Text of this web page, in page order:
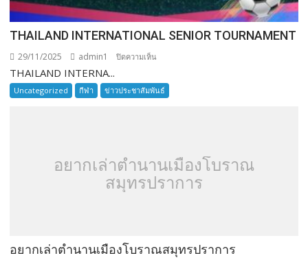
THAILAND INTERNATIONAL SENIOR TOURNAMENT
29/11/2025 admin1 ปิดความเห็น
INTERNATIONAL
SENIOR
THAILAND INTERNA...
Uncategorized กีฬา ข่าวประชาสัมพันธ์
อยากเล่าตำนานเมืองโบราณ
สมุทรปราการ
อยากเล่าตำนานเมืองโบราณสมุทรปราการ